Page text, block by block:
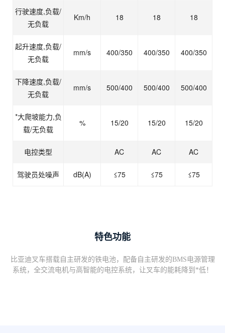
行驶速度,负载/
无负载
Km/h 18 18 18
起升速度,负载/
无负载
mm/s 400/350 400/350 400/350
下降速度,负载/
无负载
mm/s 500/400 500/400 500/400
*大爬坡能力,负
载/无负载
% 15/20 15/20 15/20
电控类型 AC AC AC
驾驶员处噪声 dB(A) ≤75 ≤75 ≤75
特色功能
比亚迪叉车搭载自主研发的铁电池，配备自主研发的BMS电源管理
系统，全交流电机与高智能的电控系统，让叉车的能耗降到*低！